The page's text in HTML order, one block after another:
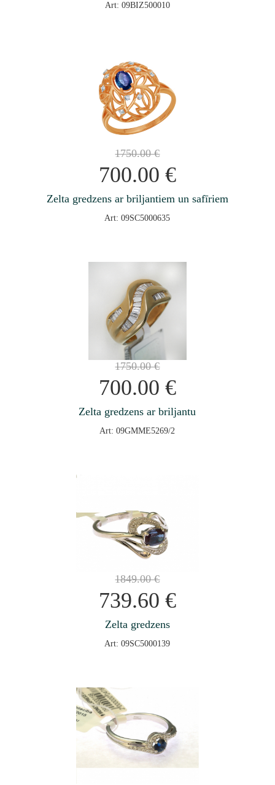
Art: 09BIZ500010
1750.00€
700.00 €
Zelta gredzens ar briljantiem un safīriem
Art: 09SC5000635
1750.00€
700.00 €
Zelta gredzens ar briljantu
Art: 09GMME5269/2
1849.00€
739.60 €
Zelta gredzens
Art: 09SC5000139